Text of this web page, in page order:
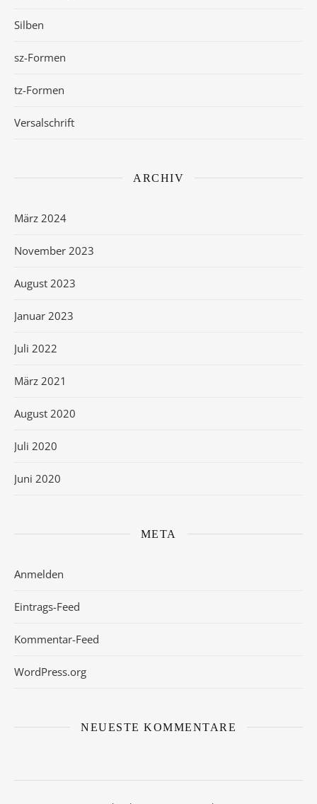
Silben
sz-Formen
tz-Formen
Versalschrift
ARCHIV
März 2024
November 2023
August 2023
Januar 2023
Juli 2022
März 2021
August 2020
Juli 2020
Juni 2020
META
Anmelden
Eintrags-Feed
Kommentar-Feed
WordPress.org
NEUESTE KOMMENTARE